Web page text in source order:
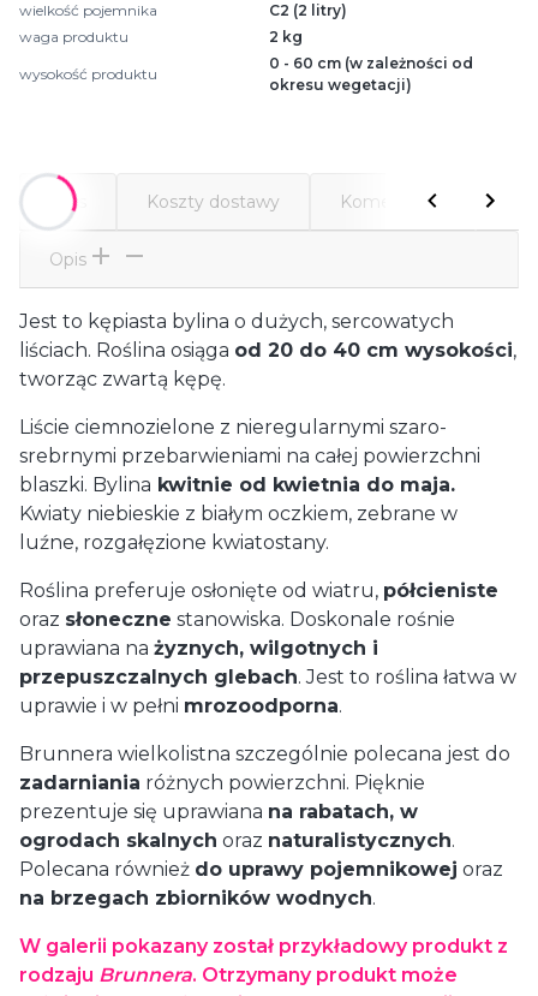
wielkość pojemnika
C2 (2 litry)
waga produktu
2 kg
wysokość produktu
0 - 60 cm (w zależności od
okresu wegetacji)
Opis Koszty dostawy Komentarze
Opis
Jest to kępiasta bylina o dużych, sercowatych
liściach. Roślina osiąga od 20 do 40 cm wysokości,
tworząc zwartą kępę.
Liście ciemnozielone z nieregularnymi szaro-
srebrnymi przebarwieniami na całej powierzchni
blaszki. Bylina kwitnie od kwietnia do maja.
Kwiaty niebieskie z białym oczkiem, zebrane w
luźne, rozgałęzione kwiatostany.
Roślina preferuje osłonięte od wiatru, półcieniste
oraz słoneczne stanowiska. Doskonale rośnie
uprawiana na żyznych, wilgotnych i
przepuszczalnych glebach. Jest to roślina łatwa w
uprawie i w pełni mrozoodporna.
Brunnera wielkolistna szczególnie polecana jest do
zadarniania różnych powierzchni. Pięknie
prezentuje się uprawiana na rabatach, w
ogrodach skalnych oraz naturalistycznych.
Polecana również do uprawy pojemnikowej oraz
na brzegach zbiorników wodnych.
W galerii pokazany został przykładowy produkt z
rodzaju Brunnera. Otrzymany produkt może